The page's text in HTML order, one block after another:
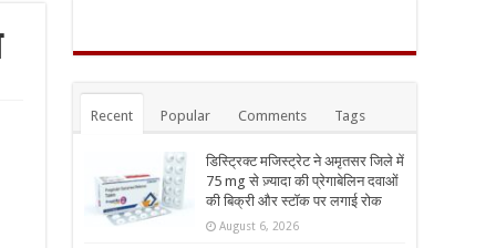
Recent Popular Comments Tags
डिस्ट्रिक्ट मजिस्ट्रेट ने अमृतसर जिले में
75 mg से ज़्यादा की प्रेगाबेलिन दवाओं
की बिक्री और स्टॉक पर लगाई रोक
August 6, 2026